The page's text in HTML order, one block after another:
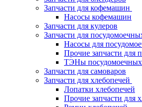
Запчасти для кофемашин
Насосы кофемашин
Запчасти для кулеров
Запчасти для
Насосы для
Прочие запчасти для
ТЭНы
Запчасти для самоваров
Запчасти для хлебопечей
Лопатки хлебопечей
Прочие запчасти для